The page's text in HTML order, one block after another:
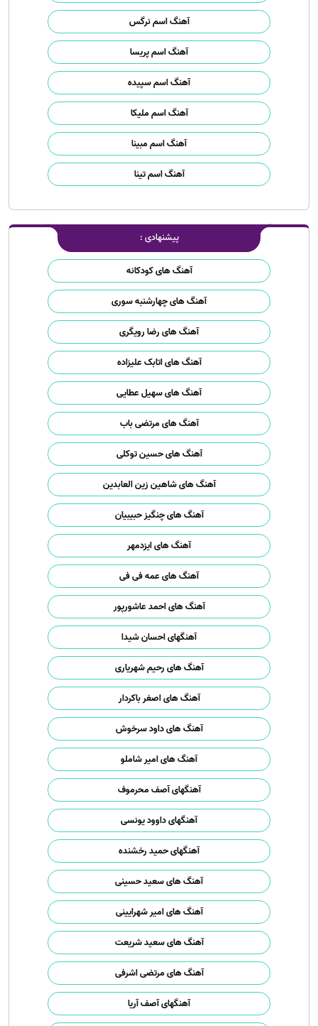
آهنگ اسم نرگس
آهنگ اسم پریسا
آهنگ اسم سپیده
آهنگ اسم ملیکا
آهنگ اسم مبینا
آهنگ اسم تینا
پیشنهادی :
آهنگ های کودکانه
آهنگ های چهارشنبه سوری
آهنگ های رضا رویگری
آهنگ های اتابک علیزاده
آهنگ های سهیل عطایی
آهنگ های مرتضی باب
آهنگ های حسین توکلی
آهنگ های شاهین زین العابدین
آهنگ های چنگیز حبیبیان
آهنگ های ایزدمهر
آهنگ های عمه فی فی
آهنگ های احمد عاشورپور
آهنگهای احسان شیدا
آهنگ های رحیم شهریاری
آهنگ های اصغر باکردار
آهنگ های داود سرخوش
آهنگ های امیر شاملو
آهنگهای آصف محرموف
آهنگهای داوود یونسی
آهنگهای حمید رخشنده
آهنگ های سعید حسینی
آهنگ های امیر شهرایینی
آهنگ های سعید شریعت
آهنگ های مرتضی اشرفی
آهنگهای آصف آریا